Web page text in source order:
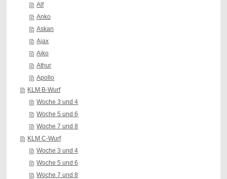
Alf
Anko
Askan
Ajax
Aiko
Athur
Apollo
KLM B-Wurf
Woche 3 und 4
Woche 5 und 6
Woche 7 und 8
KLM C-Wurf
Woche 3 und 4
Woche 5 und 6
Woche 7 und 8